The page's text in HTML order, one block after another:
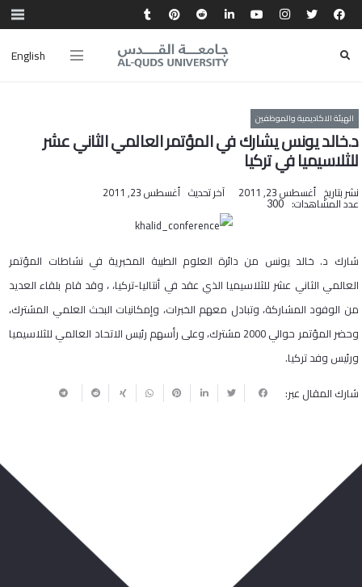
English
الهيئة الاكاديمية والموظفين
د.خالد يونس يشارك في المؤتمر العالمي الثاني عشر
للثلاسيميا في تركيا
نشر بتاريخ أغسطس 23, 2011 آخر تحديث أغسطس 23, 2011
عدد المشاهدات: 300
شارك د. خالد يونس من دائرة العلوم الطبية المخبرية في نشاطات المؤتمر
العالمي الثاني عشر للثلاسيميا الذي عقد في أنتاليا-تركيا، ، وقد قام بلقاء العديد
من الوفود المشاركة، وتبادل معهم الخبرات، وإمكانيات البحث العلمي المشترك،
وحضر المؤتمر حوالي 2000 مشترك، وعلى رأسهم رئيس الاتحاد العالمي للثلاسيميا
ورئيس وفد تركيا.
شارك المقال عبر: